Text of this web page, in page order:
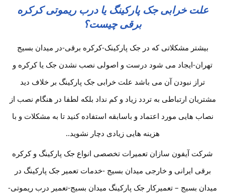
علت خرابی جک پارکینگ یا درب ریموتی کرکره
برقی چیست؟
بیشتر مشکلاتی که در جک پارکینک-کرکره برقی-در میدان بسیج
تهران-ایجاد می شود درست و اصولی نصب نشدن جک یا کرکره و
تراز نبودن آن می باشد علت خرابی جک پارکینگ بر خلاف دید
مشتریان ارتباطی به تردد زیاد و کم نداد بلکه لطفا در هنگام نصب از
نصاب هایی مورد اعتماد و باسابقه استفاده کنید تا به مشکلات و با
هزینه هایی زیادی دچار نشوید..
شرکت آیفون سازان تعمیرات تخصصی انواع جک پارکینگ و کرکره
برقی ایرانی و خارجی میدان بسیج -خدمات تعمیر جک پارکینگ در
میدان بسیج – تعمیرکار جک پارکینگ میدان بسیج-تعمیر درب ریموتی-